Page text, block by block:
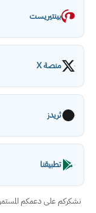
بينتيريست
منصة X
ثريدز
تطبيقنا
نشكركم على دعمكم